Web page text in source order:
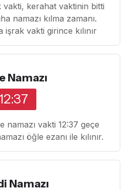
vakti, kerahat vaktinin bitti
namazı kılma zamanı.
işrak vakti girince kılınır
Namazı
namazı vakti 12:37 geçe
öğle ezanı ile kılınır.
Namazı